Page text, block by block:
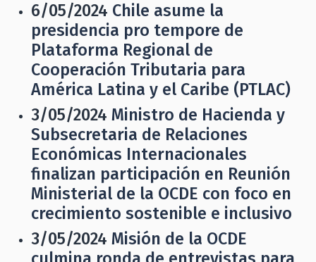
6/05/2024 Chile asume la
presidencia pro tempore de
Plataforma Regional de
Cooperación Tributaria para
América Latina y el Caribe (PTLAC)
3/05/2024 Ministro de Hacienda y
Subsecretaria de Relaciones
Económicas Internacionales
finalizan participación en Reunión
Ministerial de la OCDE con foco en
crecimiento sostenible e inclusivo
3/05/2024 Misión de la OCDE